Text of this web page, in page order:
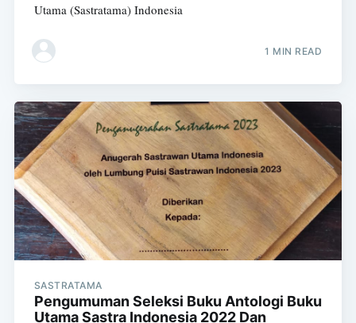
Utama (Sastratama) Indonesia
1 MIN READ
SASTRATAMA
Pengumuman Seleksi Buku Antologi Buku
Utama Sastra Indonesia 2022 Dan